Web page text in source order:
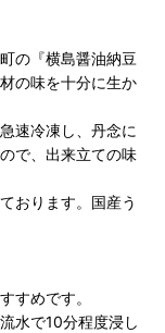
の『横島醤油納豆
の味を十分に生か
速冷凍し、丹念に
で、出来立ての味
おります。国産う
すめです。
水で10分程度浸し